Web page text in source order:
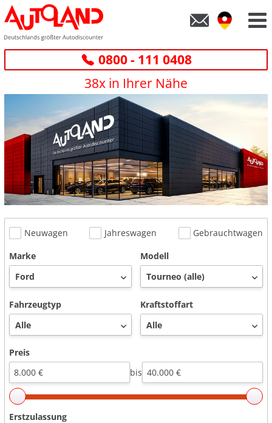
0800 - 111 0408
38x in Ihrer Nähe
Neuwagen Jahreswagen
Gebrauchtwagen
Marke
Modell
Fahrzeugtyp Kraftstoffart
Preis
bis
Erstzulassung